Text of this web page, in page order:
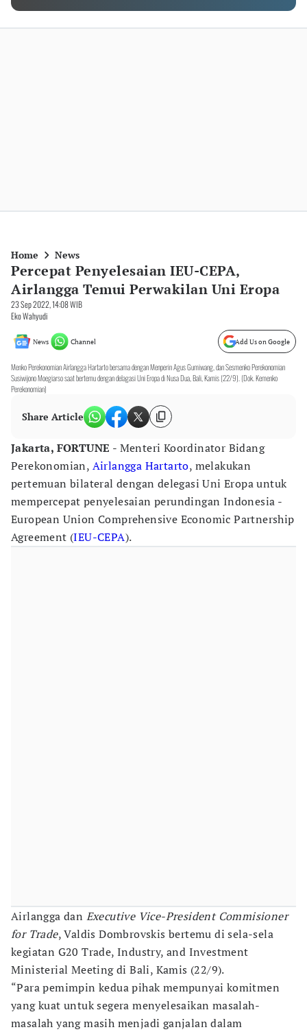
Home News
Percepat Penyelesaian IEU-CEPA,
Airlangga Temui Perwakilan Uni Eropa
23 Sep 2022, 14:08 WIB
Eko Wahyudi
News Channel Add Us on Google
Menko Perekonomian Airlangga Hartarto bersama dengan Menperin Agus Gumiwang, dan Sesmenko Perekonomian
Susiwijono Moegiarso saat bertemu dengan delagasi Uni Eropa di Nusa Dua, Bali, Kamis (22/9). (Dok. Kemenko
Perekonomian)
Share Article
Jakarta, FORTUNE - Menteri Koordinator Bidang
Perekonomian, Airlangga Hartarto, melakukan
pertemuan bilateral dengan delegasi Uni Eropa untuk
mempercepat penyelesaian perundingan Indonesia -
European Union Comprehensive Economic Partnership
Agreement (IEU-CEPA).
Airlangga dan Executive Vice-President Commisioner
for Trade, Valdis Dombrovskis bertemu di sela-sela
kegiatan G20 Trade, Industry, and Investment
Ministerial Meeting di Bali, Kamis (22/9).
“Para pemimpin kedua pihak mempunyai komitmen
yang kuat untuk segera menyelesaikan masalah-
masalah yang masih menjadi ganjalan dalam